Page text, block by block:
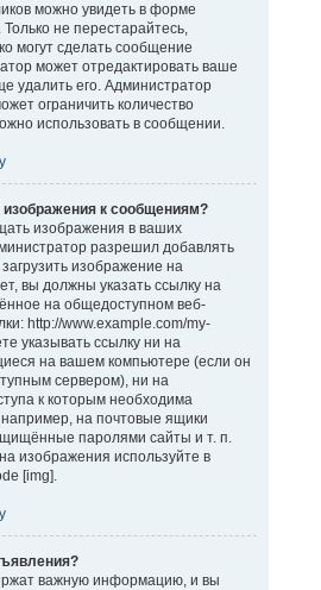
можно увидеть в форме
не перестарайтесь,
могут сделать сообщение
может отредактировать ваше
удалить его. Администратор
ограничить количество
использовать в сообщении.
изображения к сообщениям?
изображения в ваших
разрешил добавлять
изображение на
вы должны указать ссылку на
на общедоступном веб-
http://www.example.com/my-
указывать ссылку ни на
на вашем компьютере (если он
сервером), ни на
к которым необходима
на почтовые ящики
паролями сайты и т. п.
изображения используйте в
[img].
важную информацию, и вы